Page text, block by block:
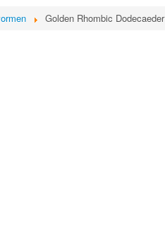
Golden Rhombic Dodecaeder